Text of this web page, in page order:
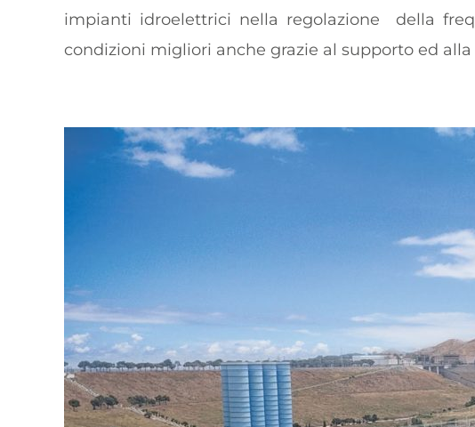
impianti idroelettrici nella regolazione della
condizioni migliori anche grazie al supporto ed